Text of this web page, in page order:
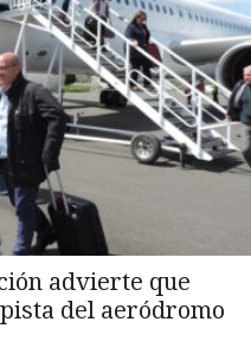
advierte que
del aeródromo